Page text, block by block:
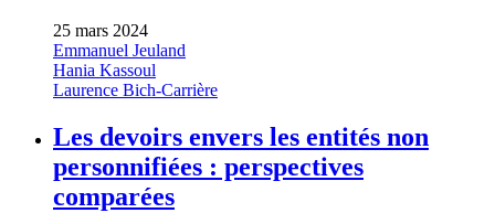
25 mars 2024
Emmanuel Jeuland
Hania Kassoul
Laurence Bich-Carrière
Les devoirs envers les entités non
personnifiées : perspectives
comparées